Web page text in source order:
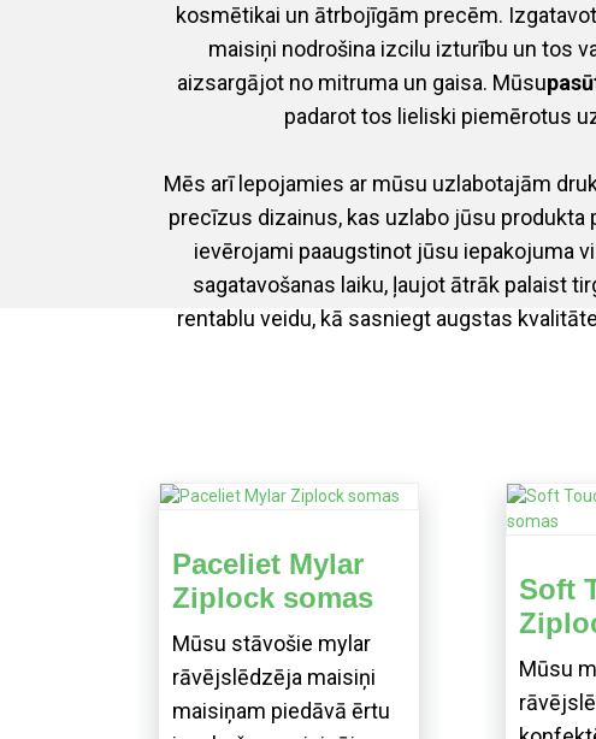
kosmētikai un ātrbojīgām precēm.
maisiņi nodrošina izcilu izturību un tos
aizsargājot no mitruma un gaisa. Mūsu
padarot tos lieliski piemērotus
Mēs arī lepojamies ar mūsu uzlabotajām
precīzus dizainus, kas uzlabo jūsu
ievērojami paaugstinot jūsu iepakojuma
sagatavošanas laiku, ļaujot ātrāk palaist
rentablu veidu, kā sasniegt augstas
Paceliet Mylar
Ziplock somas
Mūsu stāvošie mylar
rāvējslēdzēja maisiņi
maisiņam piedāvā ērtu
Soft
Mūsu